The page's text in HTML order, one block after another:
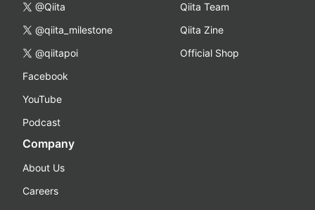
@Qiita
@qiita_milestone
@qiitapoi
Facebook
YouTube
Podcast
Qiita Team
Qiita Zine
Official Shop
Company
About Us
Careers